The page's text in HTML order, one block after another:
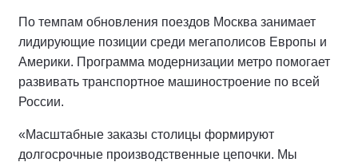
По темпам обновления поездов Москва занимает
лидирующие позиции среди мегаполисов Европы и
Америки. Программа модернизации метро помогает
развивать транспортное машиностроение по всей
России.
«Масштабные заказы столицы формируют
долгосрочные производственные цепочки. Мы